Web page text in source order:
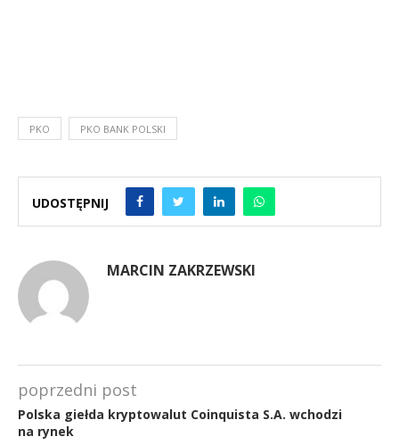
PKO PKO BANK POLSKI
UDOSTĘPNIJ
MARCIN ZAKRZEWSKI
poprzedni post
Polska giełda kryptowalut Coinquista S.A. wchodzi
na rynek